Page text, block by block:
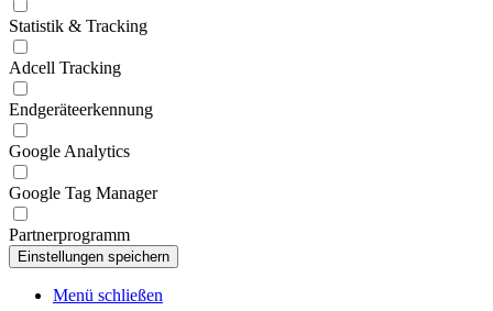
Statistik & Tracking
Adcell Tracking
Endgeräteerkennung
Google Analytics
Google Tag Manager
Partnerprogramm
Menü schließen